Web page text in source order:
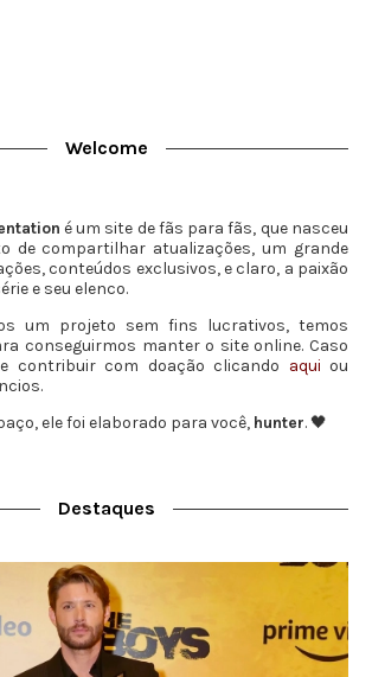
Welcome
é um site de fãs para fãs, que nasceu
de compartilhar atualizações, um grande
conteúdos exclusivos, e claro, a paixão
e seu elenco.
um projeto sem fins lucrativos, temos
conseguirmos manter o site online. Caso
contribuir com doação clicando aqui ou
ele foi elaborado para você, hunter. 🖤
Destaques